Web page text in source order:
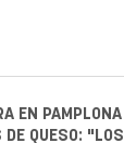
EN PAMPLONA
DE QUESO: "LOS